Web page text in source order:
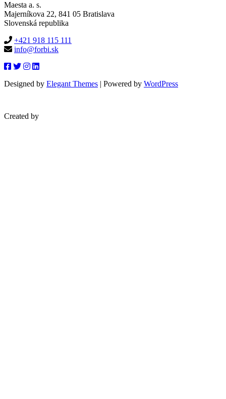
Maesta a. s.
Majerníkova 22, 841 05 Bratislava
Slovenská republika
+421 918 115 111
info@forbi.sk
Designed by Elegant Themes | Powered by WordPress
Created by